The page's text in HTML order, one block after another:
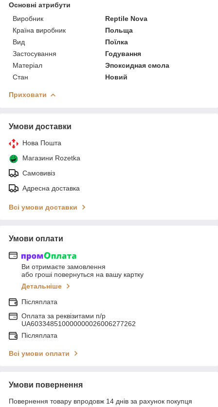
Основні атрибути
Виробник
Reptile Nova
Країна виробник
Польща
Вид
Поїлка
Застосування
Годування
Матеріал
Эпоксидная смола
Стан
Новий
Приховати
Умови доставки
Нова Пошта
Магазини Rozetka
Самовивіз
Адресна доставка
Всі умови доставки
Умови оплати
Ви отримаєте замовлення
або гроші повернуться на вашу картку
Детальніше
Післяплата
Оплата за реквізитами п/р
UA603348510000000026006277262
Післяплата
Всі умови оплати
Умови повернення
Повернення товару впродовж 14 днів за рахунок покупця